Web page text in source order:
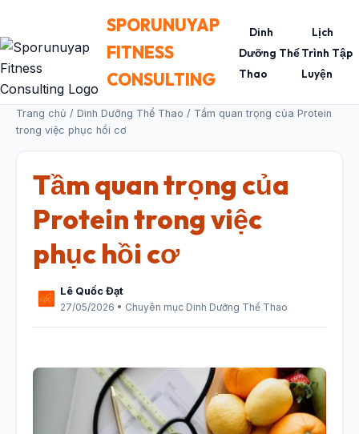
SPORUNUYAP
FITNESS
CONSULTING
Dinh
Dưỡng Thể
Thao
Lịch
Trình Tập
Luyện
Trang chủ / Dinh Dưỡng Thể Thao / Tầm quan trọng của Protein
trong việc phục hồi cơ
Tầm quan trọng của
Protein trong việc
phục hồi cơ
Lê Quốc Đạt
27/05/2026 • Chuyên mục Dinh Dưỡng Thể Thao